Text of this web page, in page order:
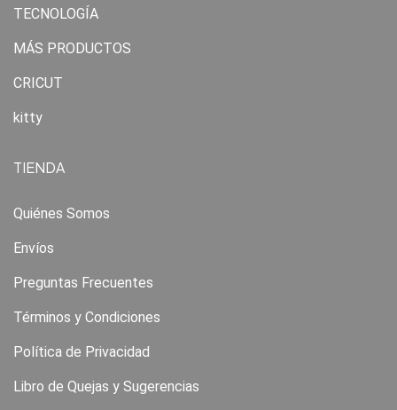
TECNOLOGÍA
MÁS PRODUCTOS
CRICUT
kitty
TIENDA
Quiénes Somos
Envíos
Preguntas Frecuentes
Términos y Condiciones
Política de Privacidad
Libro de Quejas y Sugerencias